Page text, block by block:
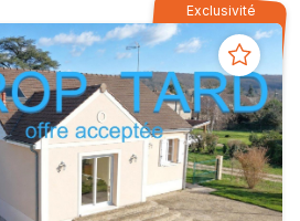
Exclusivité